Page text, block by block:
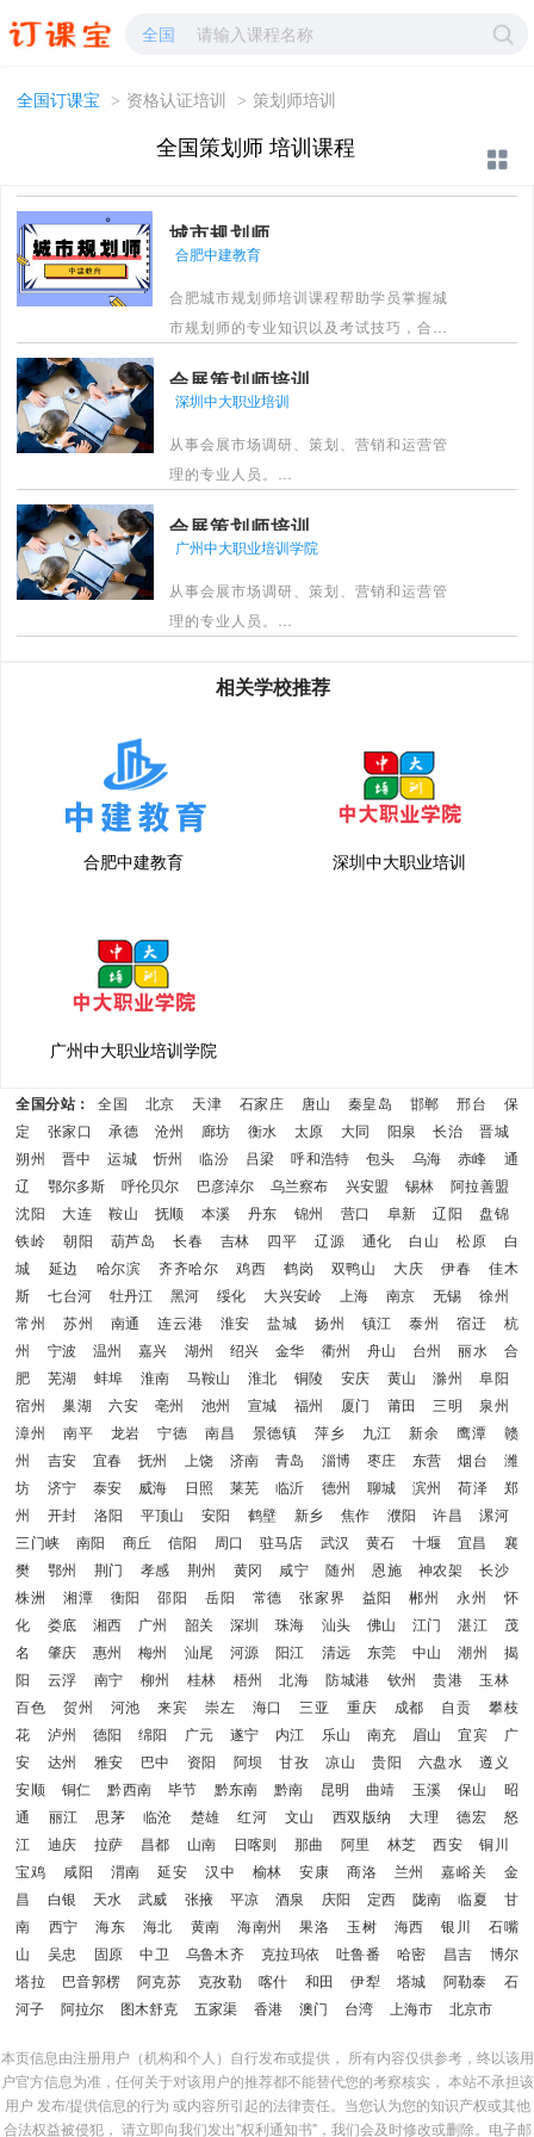
策划师培训-策划师学校哪家好?-订课宝
全国
全国订课宝 > 资格认证培训 > 策划师培训
全国策划师 培训课程
城市规划师
合肥中建教育
合肥城市规划师培训课程帮助学员掌握城
市规划师的专业知识以及考试技巧，合肥
课模式，帮助学员高效学习，通过城市规
划师考试。
[详情]
会展策划师培训
深圳中大职业培训
从事会展市场调研、策划、营销和运营管
理的专业人员。
会展策划师培训
广州中大职业培训学院
从事会展市场调研、策划、营销和运营管
理的专业人员。
相关学校推荐
合肥中建教育 深圳中大职业培训
广州中大职业培训学院
全国分站： 全国 北京 天津 石家庄 唐山 秦皇岛 邯郸 邢台
保
定
张家口 承德 沧州 廊坊 衡水 太原 大同 阳泉 长治
晋城
朔州
晋中 运城 忻州 临汾 吕梁 呼和浩特 包头 乌海 赤峰
通
辽
鄂尔多斯 呼伦贝尔 巴彦淖尔 乌兰察布 兴安盟 锡林
阿拉善盟
沈阳
大连 鞍山 抚顺 本溪 丹东 锦州 营口 阜新 辽阳
盘锦
铁岭
朝阳 葫芦岛 长春 吉林 四平 辽源 通化 白山 松原
白
城
延边 哈尔滨 齐齐哈尔 鸡西 鹤岗 双鸭山 大庆 伊春
佳木
斯
七台河 牡丹江 黑河 绥化 大兴安岭 上海 南京 无锡
徐州
常州
苏州 南通 连云港 淮安 盐城 扬州 镇江 泰州 宿迁
杭
州
宁波 温州 嘉兴 湖州 绍兴 金华 衢州 舟山 台州 丽水
合
肥
芜湖 蚌埠 淮南 马鞍山 淮北 铜陵 安庆 黄山 滁州
阜阳
宿州
巢湖 六安 亳州 池州 宣城 福州 厦门 莆田 三明
泉州
漳州
南平 龙岩 宁德 南昌 景德镇 萍乡 九江 新余 鹰潭
赣
州
吉安 宜春 抚州 上饶 济南 青岛 淄博 枣庄 东营 烟台
潍
坊
济宁 泰安 威海 日照 莱芜 临沂 德州 聊城 滨州 荷泽
郑
州
开封 洛阳 平顶山 安阳 鹤壁 新乡 焦作 濮阳 许昌
漯河
三门峡
南阳 商丘 信阳 周口 驻马店 武汉 黄石 十堰 宜昌
襄
樊
鄂州 荆门 孝感 荆州 黄冈 咸宁 随州 恩施 神农架
长沙
株洲
湘潭 衡阳 邵阳 岳阳 常德 张家界 益阳 郴州 永州
怀
化
娄底 湘西 广州 韶关 深圳 珠海 汕头 佛山 江门 湛江
茂
名
肇庆 惠州 梅州 汕尾 河源 阳江 清远 东莞 中山 潮州
揭
阳
云浮 南宁 柳州 桂林 梧州 北海 防城港 钦州 贵港
玉林
百色
贺州 河池 来宾 崇左 海口 三亚 重庆 成都 自贡
攀枝
花
泸州 德阳 绵阳 广元 遂宁 内江 乐山 南充 眉山 宜宾
广
安
达州 雅安 巴中 资阳 阿坝 甘孜 凉山 贵阳 六盘水
遵义
安顺
铜仁 黔西南 毕节 黔东南 黔南 昆明 曲靖 玉溪 保山
昭
通
丽江 思茅 临沧 楚雄 红河 文山 西双版纳 大理 德宏
怒
江
迪庆 拉萨 昌都 山南 日喀则 那曲 阿里 林芝 西安
铜川
宝鸡
咸阳 渭南 延安 汉中 榆林 安康 商洛 兰州 嘉峪关
金
昌
白银 天水 武威 张掖 平凉 酒泉 庆阳 定西 陇南 临夏
甘
南
西宁 海东 海北 黄南 海南州 果洛 玉树 海西 银川
石嘴
山
吴忠 固原 中卫 乌鲁木齐 克拉玛依 吐鲁番 哈密 昌吉
博尔
塔拉
巴音郭楞 阿克苏 克孜勒 喀什 和田 伊犁 塔城 阿勒泰
石
河子
阿拉尔 图木舒克 五家渠 香港 澳门 台湾 上海市 北京市
本页信息由注册用户（机构和个人）自行发布或提供， 所有内容仅供参考，终以该用
户官方信息为准，任何关于对该用户的推荐都不能替代您的考察核实， 本站不承担该
用户 发布/提供信息的行为 或内容所引起的法律责任。当您认为您的知识产权或其他
合法权益被侵犯， 请立即向我们发出"权利通知书"，我们会及时修改或删除。电子邮